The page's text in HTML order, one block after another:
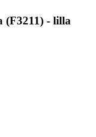
(F3211) - lilla